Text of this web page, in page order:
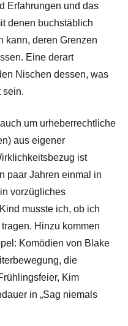
Erfahrungen und das
denen buchstäblich
kann, deren Grenzen
Eine derart
Nischen dessen, was
sein.
um urheberrechtliche
aus eigener
ist
paar Jahren einmal in
vorzügliches
musste ich, ob ich
Hinzu kommen
Komödien von Blake
die
Kim
in „Sag niemals